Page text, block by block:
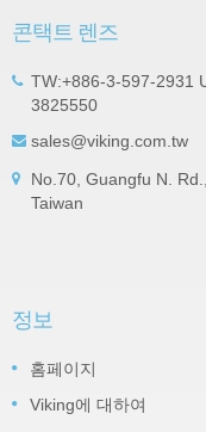
콘택트 렌즈
TW:+886-3-597-2931
3825550
sales@viking.com.tw
No.70, Guangfu N.
Taiwan
정보
홈페이지
Viking에 대하여